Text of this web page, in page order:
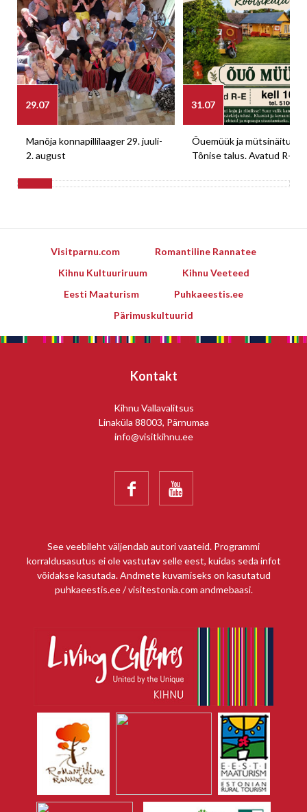
29.07
Manõja konnapillilaager 29. juuli-
2. august
31.07
Õuemüük ja mütsinäitus
Tõnise talus. Avatud R-E
Visitparnu.com
Romantiline Rannatee
Kihnu Kultuuriruum
Kihnu Veeteed
Eesti Maaturism
Puhkaeestis.ee
Pärimuskultuurid
Kontakt
Kihnu Vallavalitsus
Linaküla 88003, Pärnumaa
info@visitkihnu.ee
 
See veebileht väljendab autori vaateid. Programmi
korraldusasutus ei ole vastutav selle eest, kuidas seda infot
võidakse kasutada. Andmete kuvamiseks on kasutatud
puhkaeestis.ee / visitestonia.com andmebaasi.